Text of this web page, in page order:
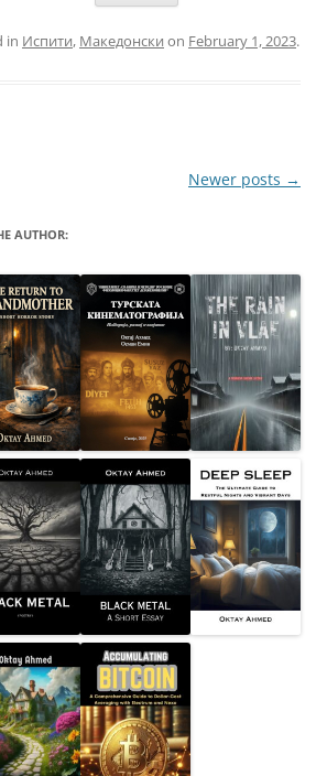
in Испити, Македонски on February 1, 2023.
Newer posts →
AUTHOR: